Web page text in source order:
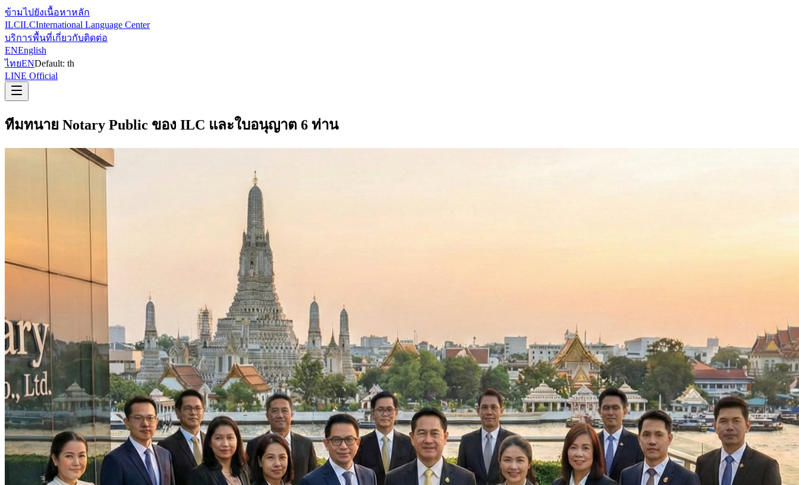
ข้ามไปยังเนื้อหาหลัก
ILCILCInternational Language Center
บริการพื้นที่เกี่ยวกับติดต่อ
ENEnglish
ไทยENDefault: th
LINE Official
ทีมทนาย Notary Public ของ ILC และใบอนุญาต 6 ท่าน